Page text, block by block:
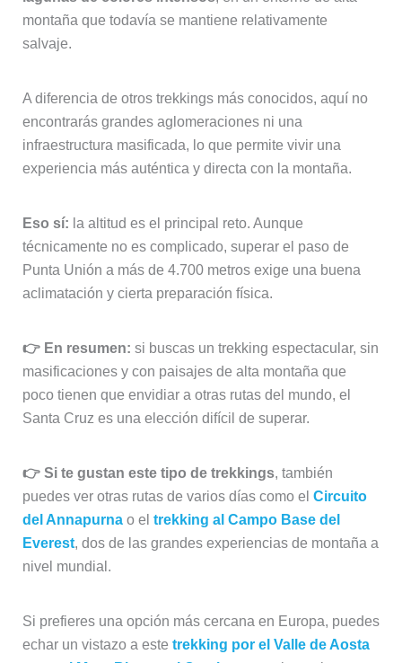
A diferencia de otros trekkings más conocidos, aquí no
encontrarás grandes aglomeraciones ni una
infraestructura masificada, lo que permite vivir una
la altitud es el principal reto. Aunque
técnicamente no es complicado, superar el paso de
Punta Unión a más de 4.700 metros exige una buena
si buscas un trekking espectacular, sin
masificaciones y con paisajes de alta montaña que
poco tienen que envidiar a otras rutas del mundo, el
👉 Si te gustan este tipo de trekkings
, también
puedes ver otras rutas de varios días como el
Circuito
trekking al Campo Base del
nivel mundial.
Si prefieres una opción más cercana en Europa, puedes
echar un vistazo a este
trekking por el Valle de Aosta
Nuestra experiencia en el trekking de Santa Cruz